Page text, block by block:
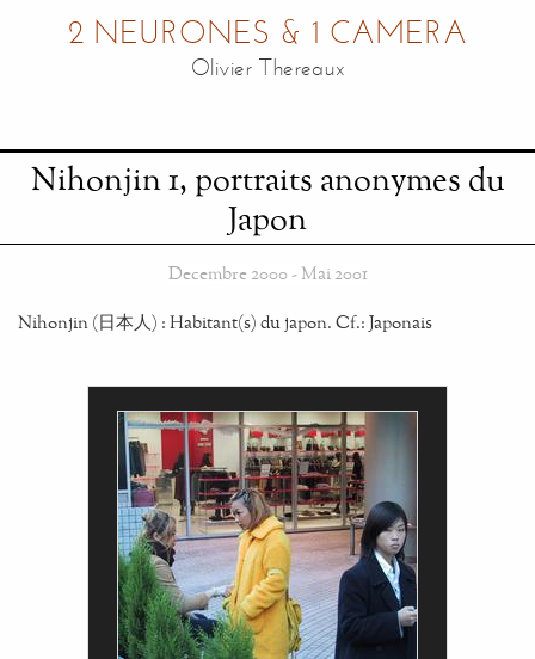
2 NEURONES & 1 CAMERA
Olivier Thereaux
Nihonjin 1, portraits anonymes du
Japon
Decembre 2000 - Mai 2001
Nihonjin (日本人) : Habitant(s) du japon. Cf.: Japonais